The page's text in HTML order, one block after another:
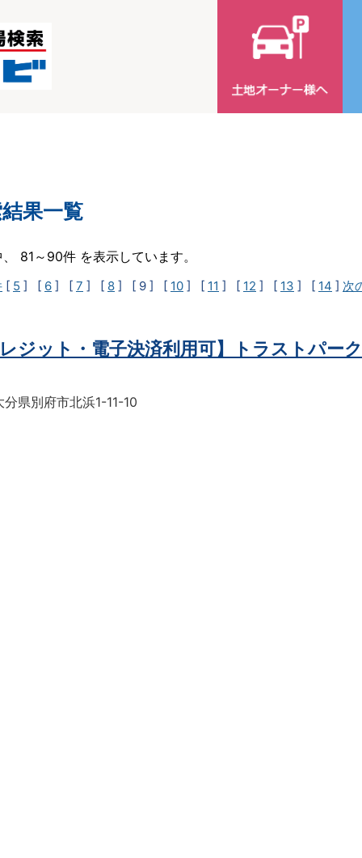
果一覧
81～90件 を表示しています。
[ 5 ] [ 6 ] [ 7 ] [ 8 ] [ 9 ] [ 10 ] [ 11 ] [ 12 ] [ 13 ] [ 14 ] 次
レジット・電子決済利用可】トラストパー
分県別府市北浜1-11-10